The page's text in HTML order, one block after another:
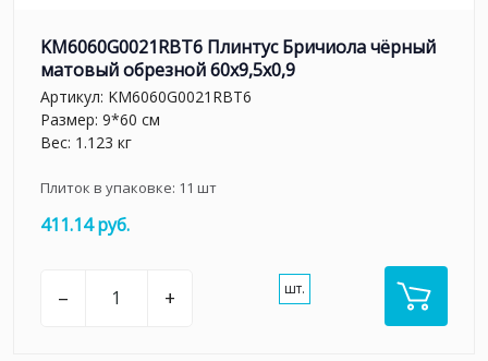
KM6060G0021RBT6 Плинтус Бричиола чёрный
матовый обрезной 60x9,5x0,9
Артикул: KM6060G0021RBT6
Размер: 9*60 см
Вес: 1.123 кг
Плиток в упаковке: 11 шт
411.14 руб.
– + шт.